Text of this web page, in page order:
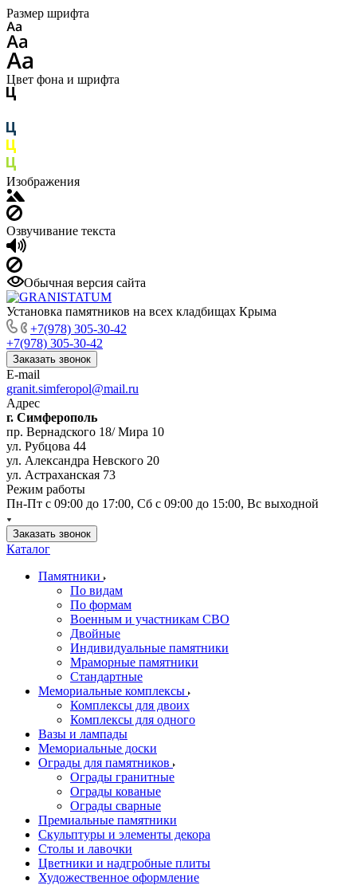
Размер шрифта
Цвет фона и шрифта
Изображения
Озвучивание текста
Обычная версия сайта
Установка памятников на всех кладбищах Крыма
+7(978) 305-30-42
+7(978) 305-30-42
Заказать звонок
E-mail
granit.simferopol@mail.ru
Адрес
г. Симферополь
пр. Вернадского 18/ Мира 10
ул. Рубцова 44
ул. Александра Невского 20
ул. Астраханская 73
Режим работы
Пн-Пт с 09:00 до 17:00, Сб с 09:00 до 15:00, Вс выходной
Заказать звонок
Каталог
Памятники
По видам
По формам
Военным и участникам СВО
Двойные
Индивидуальные памятники
Мраморные памятники
Стандартные
Мемориальные комплексы
Комплексы для двоих
Комплексы для одного
Вазы и лампады
Мемориальные доски
Ограды для памятников
Ограды гранитные
Ограды кованые
Ограды сварные
Премиальные памятники
Скульптуры и элементы декора
Столы и лавочки
Цветники и надгробные плиты
Художественное оформление